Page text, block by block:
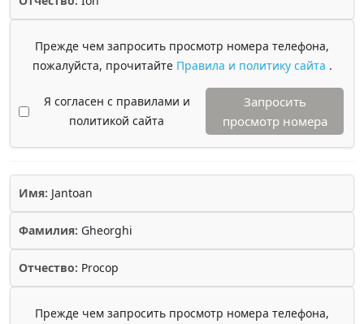
Прежде чем запросить просмотр номера телефона,
пожалуйста, прочитайте Правила и политику сайта .
Я согласен с правилами и
политикой сайта
Запросить
просмотр номера
Имя: Jantoan
Фамилия: Gheorghi
Отчество: Procop
Прежде чем запросить просмотр номера телефона,